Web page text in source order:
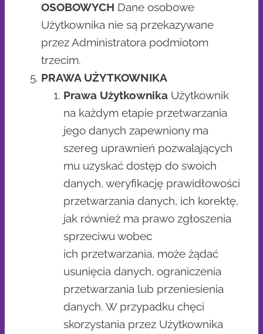
OSOBOWYCH Dane osobowe
Użytkownika nie są przekazywane
przez Administratora podmiotom
trzecim.
PRAWA UŻYTKOWNIKA
Prawa Użytkownika Użytkownik
na każdym etapie przetwarzania
jego danych zapewniony ma
szereg uprawnień pozwalających
mu uzyskać dostęp do swoich
danych, weryfikację prawidłowości
przetwarzania danych, ich korektę,
jak również ma prawo zgłoszenia
sprzeciwu wobec
ich przetwarzania, może żądać
usunięcia danych, ograniczenia
przetwarzania lub przeniesienia
danych. W przypadku chęci
skorzystania przez Użytkownika